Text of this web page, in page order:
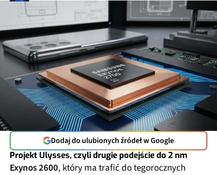
Dodaj do ulubionych źródeł w Google
Projekt Ulysses, czyli drugie podejście do 2 nm
Exynos 2600, który ma trafić do tegorocznych